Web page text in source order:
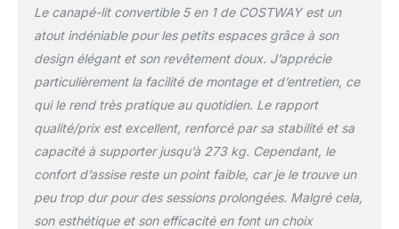
respirant. 【Grande
convertible est équipé de
6 pieds métalliques
robustes, ce qui lui
permet de supporter une
273 kg. De plus, les
patins de protection
évitent tout glissement et
protègent le sol des
rayures. 【Parfait pour
Le canapé-lit convertible 5 en 1 de COSTWAY est un
atout indéniable pour les petits espaces grâce à son
design élégant et son revêtement doux. J’apprécie
particulièrement la facilité de montage et d’entretien, ce
qui le rend très pratique au quotidien. Le rapport
qualité/prix est excellent, renforcé par sa stabilité et sa
capacité à supporter jusqu’à 273 kg. Cependant, le
confort d’assise reste un point faible, car je le trouve un
peu trop dur pour des sessions prolongées. Malgré cela,
son esthétique et son efficacité en font un choix